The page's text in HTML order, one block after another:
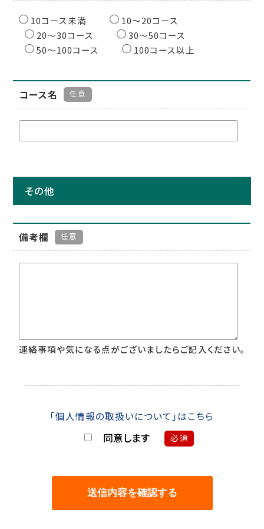
10コース未満
10〜20コース
20〜30コース
30〜50コース
50〜100コース
100コース以上
コース名 任意
その他
備考欄 任意
連絡事項や気になる点がございましたらご記入ください。
「個人情報の取扱いについて」はこちら
同意します 必須